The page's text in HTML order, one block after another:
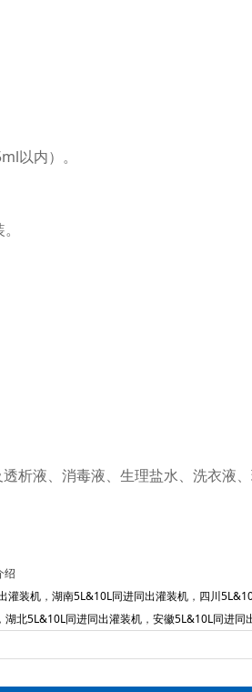
以内）。
液、消毒液、生理盐水、洗衣液
绍
灌装机 ， 湖南5L&10L同进同出灌装机 ， 四川
， 湖北5L&10L同进同出灌装机 ， 安徽5L&10L同进同